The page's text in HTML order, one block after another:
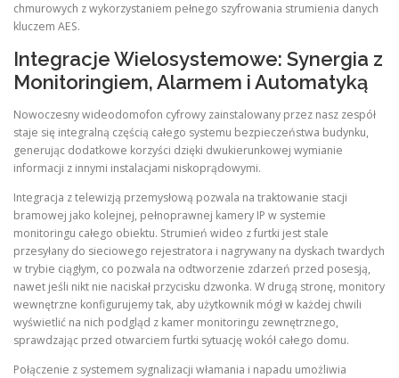
chmurowych z wykorzystaniem pełnego szyfrowania strumienia danych
kluczem AES.
Integracje Wielosystemowe: Synergia z
Monitoringiem, Alarmem i Automatyką
Nowoczesny wideodomofon cyfrowy zainstalowany przez nasz zespół
staje się integralną częścią całego systemu bezpieczeństwa budynku,
generując dodatkowe korzyści dzięki dwukierunkowej wymianie
informacji z innymi instalacjami niskoprądowymi.
Integracja z telewizją przemysłową pozwala na traktowanie stacji
bramowej jako kolejnej, pełnoprawnej kamery IP w systemie
monitoringu całego obiektu. Strumień wideo z furtki jest stale
przesyłany do sieciowego rejestratora i nagrywany na dyskach twardych
w trybie ciągłym, co pozwala na odtworzenie zdarzeń przed posesją,
nawet jeśli nikt nie naciskał przycisku dzwonka. W drugą stronę, monitory
wewnętrzne konfigurujemy tak, aby użytkownik mógł w każdej chwili
wyświetlić na nich podgląd z kamer monitoringu zewnętrznego,
sprawdzając przed otwarciem furtki sytuację wokół całego domu.
Połączenie z systemem sygnalizacji włamania i napadu umożliwia